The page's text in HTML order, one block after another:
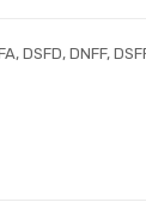
DSFD, DNFF,